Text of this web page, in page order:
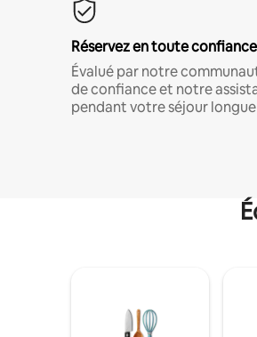
Réservez en toute confiance
Évalué par notre
de confiance et notre
pendant votre séjour